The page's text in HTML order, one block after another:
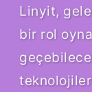
Linyit,
bir rol